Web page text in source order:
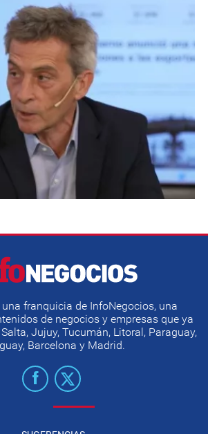
una franquicia de InfoNegocios, una
de negocios y empresas que ya
Jujuy, Tucumán, Litoral, Paraguay,
Barcelona y Madrid.